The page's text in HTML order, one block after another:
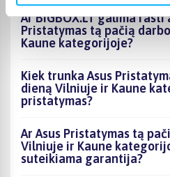
Ar BIGBOX.LT galima rasti
Pristatymas tą pačią
Kaune kategorijoje?
Kiek trunka Asus
dieną Vilniuje ir Kaune
pristatymas?
Ar Asus Pristatymas tą
Vilniuje ir Kaune
suteikiama garantija?